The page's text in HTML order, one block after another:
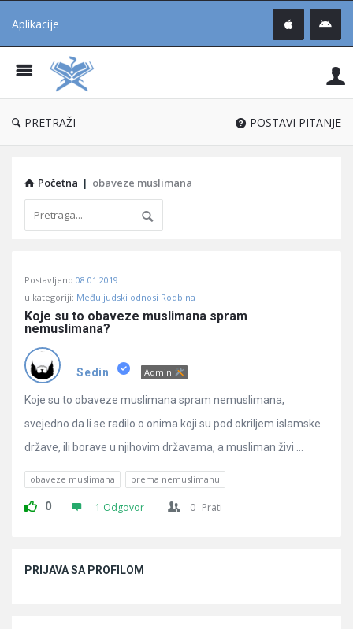
Aplikacije
®
PRETRAŽI POSTAVI PITANJE
Početna | obaveze muslimana
Učene
Latest
Pitanja
Postavljeno 08.01.2019
u kategoriji: Međuljudski odnosi Rodbina
Koje su to obaveze muslimana spram
nemuslimana?
Sedin Admin
Koje su to obaveze muslimana spram nemuslimana,
svejedno da li se radilo o onima koji su pod okriljem islamske
države, ili borave u njihovim državama, a musliman živi ...
obaveze muslimana prema nemuslimanu
0 1 Odgovor 0 Prati
PRIJAVA SA PROFILOM